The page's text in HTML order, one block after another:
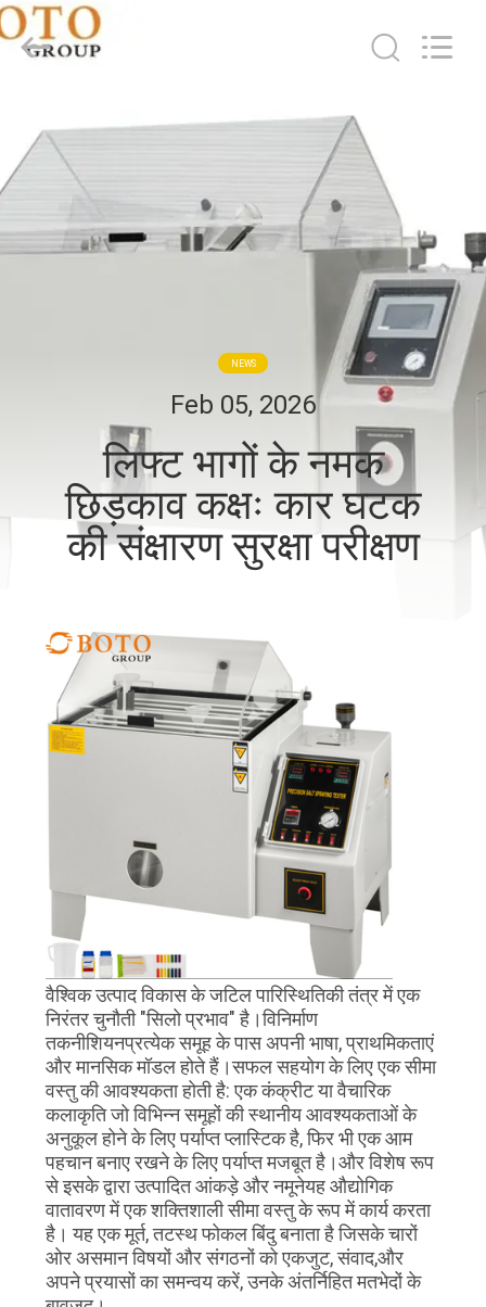
उत्पादों
हमारे
गुणवत्ता
नियंत्रण
एक
उद्धरण
करे
साइटमैप
गोपनीयता
नीति
2026
BOTO
GROUP
LTD.
NEWS
Feb 05, 2026
लिफ्ट भागों के नमक
छिड़काव कक्षः कार घटक
की संक्षारण सुरक्षा परीक्षण
वैश्विक उत्पाद विकास के जटिल पारिस्थितिकी तंत्र में एक
निरंतर चुनौती "सिलो प्रभाव" है।विनिर्माण
तकनीशियनप्रत्येक समूह के पास अपनी भाषा, प्राथमिकताएं
और मानसिक मॉडल होते हैं।सफल सहयोग के लिए एक सीमा
वस्तु की आवश्यकता होती है: एक कंक्रीट या वैचारिक
कलाकृति जो विभिन्न समूहों की स्थानीय आवश्यकताओं के
अनुकूल होने के लिए पर्याप्त प्लास्टिक है, फिर भी एक आम
पहचान बनाए रखने के लिए पर्याप्त मजबूत है।और विशेष रूप
से इसके द्वारा उत्पादित आंकड़े और नमूनेयह औद्योगिक
वातावरण में एक शक्तिशाली सीमा वस्तु के रूप में कार्य करता
है। यह एक मूर्त, तटस्थ फोकल बिंदु बनाता है जिसके चारों
ओर असमान विषयों और संगठनों को एकजुट, संवाद,और
अपने प्रयासों का समन्वय करें, उनके अंतर्निहित मतभेदों के